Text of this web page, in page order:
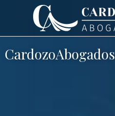
CardozoAbogados